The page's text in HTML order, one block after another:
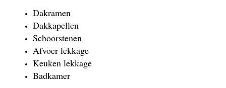
Dakramen
Dakkapellen
Schoorstenen
Afvoer lekkage
Keuken lekkage
Badkamer